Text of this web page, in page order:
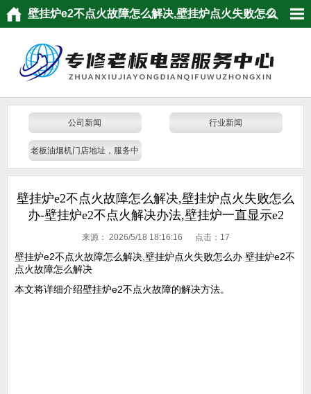
壁挂炉e2不点火故障怎么解决,壁挂炉点火失败怎么
办-壁挂炉e2不点火解决办法,壁挂炉一直显示e2
公司新闻 行业新闻
老板油烟机门店地址，服务中
壁挂炉e2不点火故障怎么解决,壁挂炉点火失败怎么
办-壁挂炉e2不点火解决办法,壁挂炉一直显示e2
来源： 2026/5/18 18:16:16 点击： 17
壁挂炉e2不点火故障怎么解决,壁挂炉点火失败怎么办 壁挂炉e2不
点火故障怎么解决
本文将详细介绍壁挂炉e2不点火故障的解决方法。